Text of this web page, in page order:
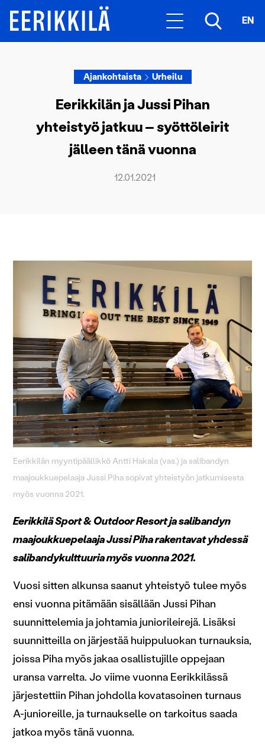
EN
Ajankohtaista Urheilu
Eerikkilän ja Jussi Pihan
yhteistyö jatkuu – syöttöleirit
jälleen tänä vuonna
12.01.2021
Eerikkilän myyntipäällikkö Antti Hakala (vas.) ja salibandyn
maajoukkuepelaaja Jussi Piha sopivat yhteistyön jatkumisesta
myös vuonna 2021.
Eerikkilä Sport & Outdoor Resort ja salibandyn
maajoukkuepelaaja Jussi Piha rakentavat yhdessä
salibandykulttuuria myös vuonna 2021.
Vuosi sitten alkunsa saanut yhteistyö tulee myös
ensi vuonna pitämään sisällään Jussi Pihan
suunnittelemia ja johtamia juniorileirejä. Lisäksi
suunnitteilla on järjestää huippuluokan turnauksia,
joissa Piha myös jakaa osallistujille oppejaan
uransa varrelta. Jo viime vuonna Eerikkilässä
järjestettiin Pihan johdolla kovatasoinen turnaus
A-junioreille, ja turnaukselle on tarkoitus saada
jatkoa myös tänä vuonna.